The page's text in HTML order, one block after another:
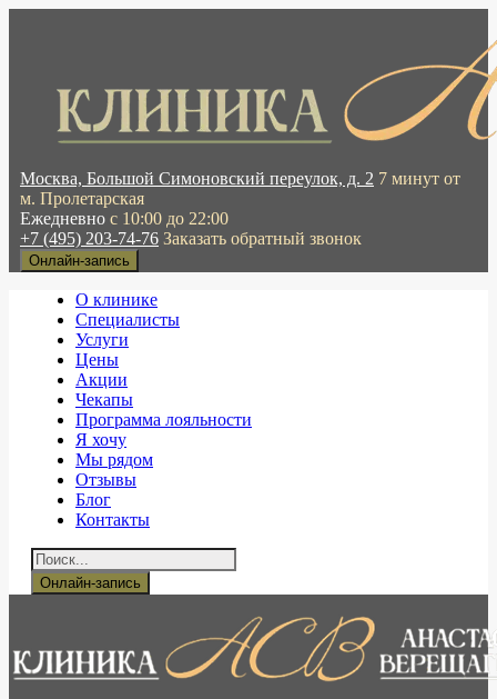
Москва, Большой Симоновский переулок, д. 2 7 минут от
м. Пролетарская
Ежедневно с 10:00 до 22:00
+7 (495) 203-74-76 Заказать обратный звонок
Онлайн-запись
О клинике
Специалисты
Услуги
Цены
Акции
Чекапы
Программа лояльности
Я хочу
Мы рядом
Отзывы
Блог
Контакты
Онлайн-запись